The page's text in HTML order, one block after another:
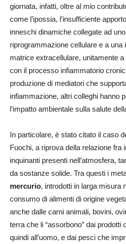
giornata, infatti, oltre al mio
come l’ipossia, l’insufficiente
inneschi dinamiche collegate ad
riprogrammazione cellulare e a una
matrice extracellulare, unitamente
con il processo infiammatorio
produzione di mediatori che
infiammazione, altri colleghi hanno
l’impatto ambientale sulla salute
In particolare, è stato citato il caso
Fuochi, a riprova della relazione fra
inquinanti presenti nell’atmosfera,
da sostanze solide. Tra questi i
mercurio, introdotti in larga misura
consumo di alimenti di origine
anche dalle carni animali, bovini,
terra che li “assorbono” dai prodotti
quindi all’uomo, e dai pesci che